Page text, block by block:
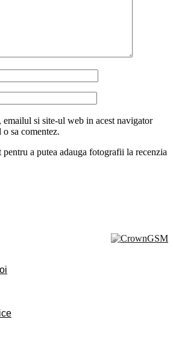
emailul si site-ul web in acest navigator
sa comentez.
a putea adauga fotografii la recenzia